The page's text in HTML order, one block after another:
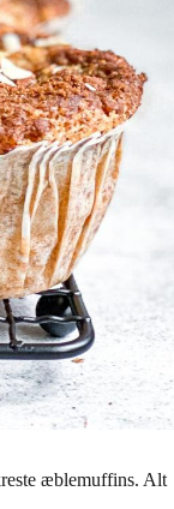
æblemuffins. Alt